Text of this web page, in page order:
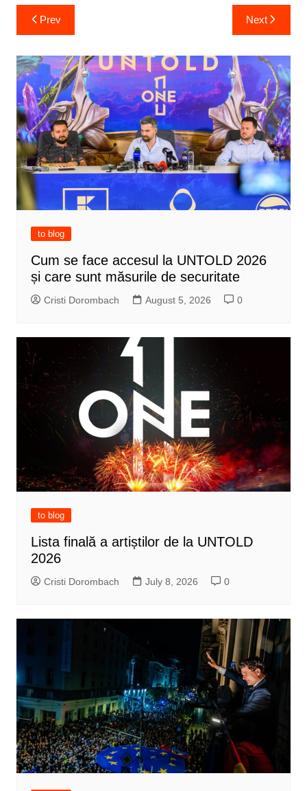
Post
navigation
Prev Next
to blog
Cum se face accesul la UNTOLD 2026
și care sunt măsurile de securitate
Cristi Dorombach August 5, 2026 0
to blog
Lista finală a artiștilor de la UNTOLD
2026
Cristi Dorombach July 8, 2026 0